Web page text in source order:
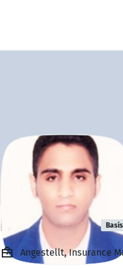
Hadi Owrang Basis
Angestellt, Insurance